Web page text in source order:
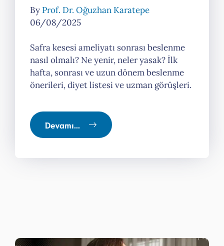
By Prof. Dr. Oğuzhan Karatepe
06/08/2025
Safra kesesi ameliyatı sonrası beslenme
nasıl olmalı? Ne yenir, neler yasak? İlk
hafta, sonrası ve uzun dönem beslenme
önerileri, diyet listesi ve uzman görüşleri.
Devamı...